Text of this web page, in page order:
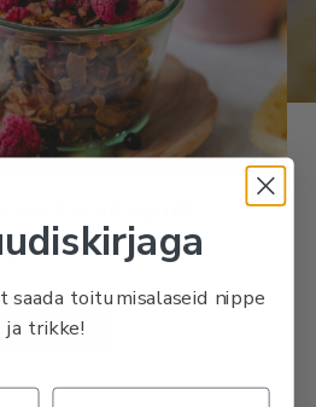
saada toitumisalaseid nippe
ja trikke!